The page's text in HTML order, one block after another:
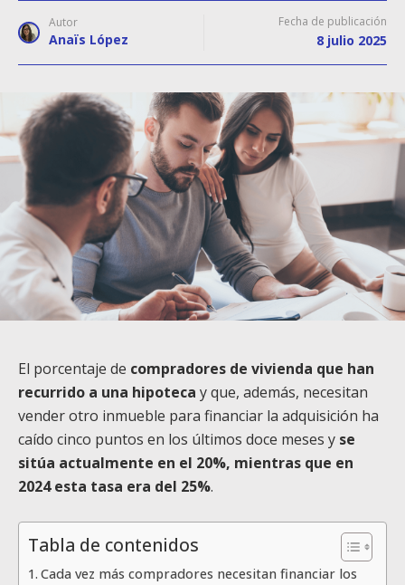
Autor
Anaïs López
Fecha de publicación
8 julio 2025
El porcentaje de compradores de vivienda que han
recurrido a una hipoteca y que, además, necesitan
vender otro inmueble para financiar la adquisición ha
caído cinco puntos en los últimos doce meses y se
sitúa actualmente en el 20%, mientras que en
2024 esta tasa era del 25%.
Tabla de contenidos
Cada vez más compradores necesitan financiar los